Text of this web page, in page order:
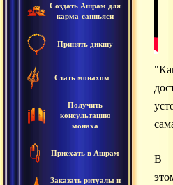
Создать Ашрам для
карма-санньяси
Принять дикшу
Стать монахом
Получить
консультацию
монаха
Приехать в Ашрам
Заказать ритуалы и
В